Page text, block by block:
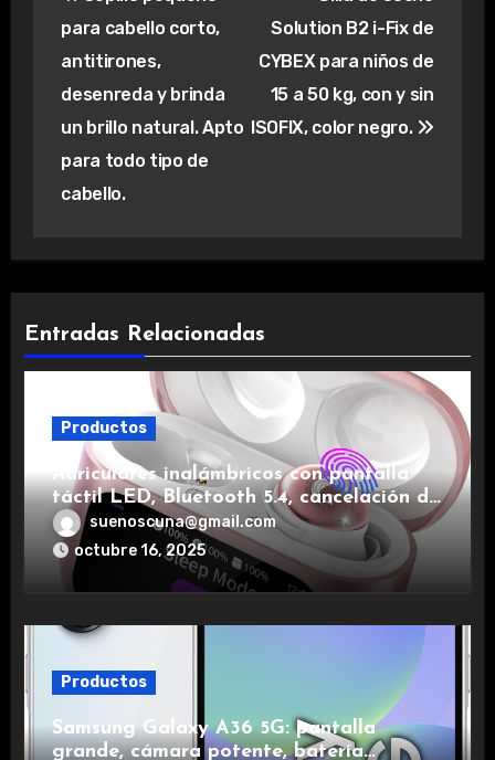
de
entradas
para cabello corto,
antitirones,
desenreda y brinda
un brillo natural. Apto
para todo tipo de
cabello.
Solution B2 i-Fix de
CYBEX para niños de
15 a 50 kg, con y sin
ISOFIX, color negro.
Entradas Relacionadas
Productos
Auriculares inalámbricos con pantalla
táctil LED, Bluetooth 5.4, cancelación de
ruido, impermeables y de larga duración.
suenoscuna@gmail.com
octubre 16, 2025
Productos
Samsung Galaxy A36 5G: pantalla
grande, cámara potente, batería